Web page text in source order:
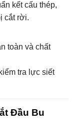
kết cấu thép,
cắt rời.
toàn và chất
tra lực siết
Đầu Bu